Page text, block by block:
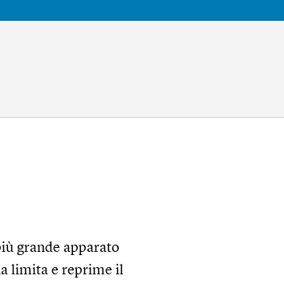
grande apparato
limita e reprime il